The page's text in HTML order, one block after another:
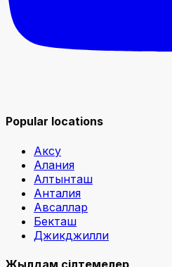
Popular locations
Аксу
Алания
Алтынташ
Анталия
Авсаллар
Бекташ
Джикджилли
Жылдам сілтемелер